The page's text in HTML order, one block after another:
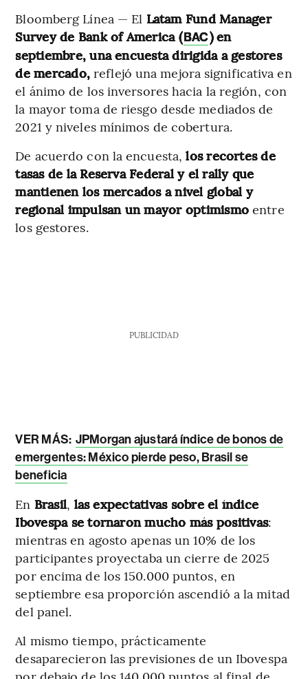
Bloomberg Línea — El Latam Fund Manager
Survey de Bank of America (BAC) en
septiembre, una encuesta dirigida a gestores
de mercado, reflejó una mejora significativa en
el ánimo de los inversores hacia la región, con
la mayor toma de riesgo desde mediados de
2021 y niveles mínimos de cobertura.
De acuerdo con la encuesta, los recortes de
tasas de la Reserva Federal y el rally que
mantienen los mercados a nivel global y
regional impulsan un mayor optimismo entre
los gestores.
PUBLICIDAD
VER MÁS: JPMorgan ajustará índice de bonos de
emergentes: México pierde peso, Brasil se
beneficia
En Brasil, las expectativas sobre el índice
Ibovespa se tornaron mucho más positivas:
mientras en agosto apenas un 10% de los
participantes proyectaba un cierre de 2025
por encima de los 150.000 puntos, en
septiembre esa proporción ascendió a la mitad
del panel.
Al mismo tiempo, prácticamente
desaparecieron las previsiones de un Ibovespa